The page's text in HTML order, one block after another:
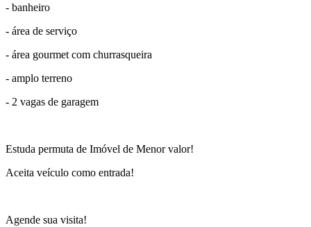
- banheiro
- área de serviço
- área gourmet com churrasqueira
- amplo terreno
- 2 vagas de garagem
Estuda permuta de Imóvel de Menor valor!
Aceita veículo como entrada!
Agende sua visita!